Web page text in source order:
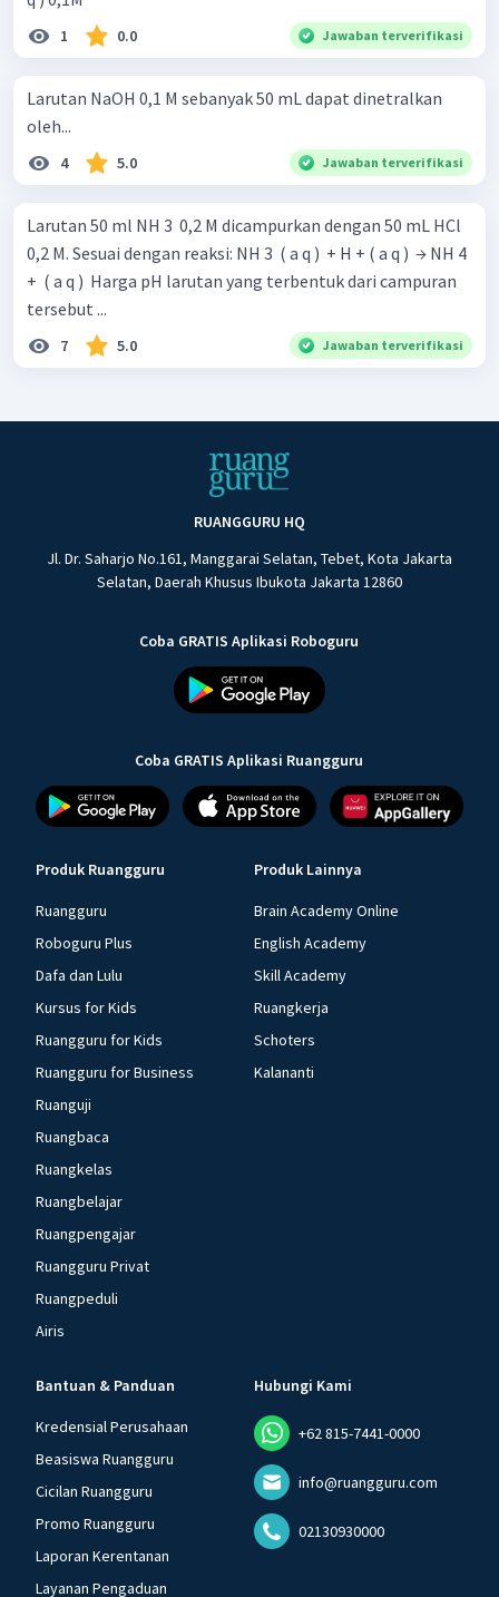
1 0.0 Jawaban terverifikasi
Larutan NaOH 0,1 M sebanyak 50 mL dapat dinetralkan
oleh...
4 5.0 Jawaban terverifikasi
Larutan 50 ml NH 3 ​ 0,2 M dicampurkan dengan 50 mL HCl
0,2 M. Sesuai dengan reaksi: NH 3 ​ ( a q ) ​ + H + ( a q ) ​ → NH 4
+ ​ ( a q ) ​ Harga pH larutan yang terbentuk dari campuran
tersebut ...
7 5.0 Jawaban terverifikasi
RUANGGURU HQ
Jl. Dr. Saharjo No.161, Manggarai Selatan, Tebet, Kota Jakarta
Selatan, Daerah Khusus Ibukota Jakarta 12860
Coba GRATIS Aplikasi Roboguru
Coba GRATIS Aplikasi Ruangguru
Produk Ruangguru
Ruangguru
Roboguru Plus
Dafa dan Lulu
Kursus for Kids
Ruangguru for Kids
Ruangguru for Business
Ruanguji
Ruangbaca
Ruangkelas
Ruangbelajar
Ruangpengajar
Ruangguru Privat
Ruangpeduli
Airis
Produk Lainnya
Brain Academy Online
English Academy
Skill Academy
Ruangkerja
Schoters
Kalananti
Bantuan & Panduan
Kredensial Perusahaan
Beasiswa Ruangguru
Cicilan Ruangguru
Promo Ruangguru
Laporan Kerentanan
Layanan Pengaduan
Hubungi Kami
+62 815-7441-0000
info@ruangguru.com
02130930000